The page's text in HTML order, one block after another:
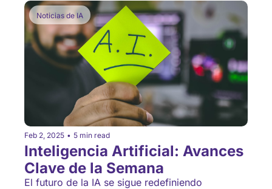
Noticias de IA
Feb 2, 2025 • 5 min read
Inteligencia Artificial: Avances
Clave de la Semana
El futuro de la IA se sigue redefiniendo